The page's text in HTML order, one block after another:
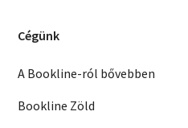
Cégünk
A Bookline-ról bővebben
Bookline Zöld